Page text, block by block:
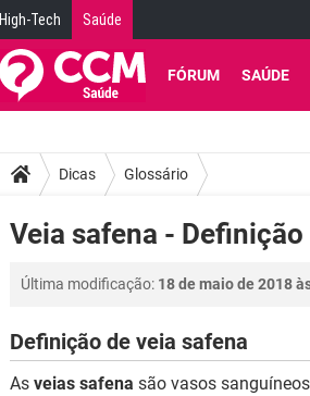
High-Tech Saúde
FÓRUM SAÚDE
Dicas Glossário
Veia safena - Definição
Última modificação: 18 de maio de 2018
Definição de veia safena
As veias safena são vasos